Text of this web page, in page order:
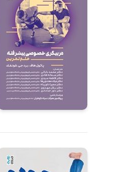
کتاب‌های صوتی
کتاب‌های متنی